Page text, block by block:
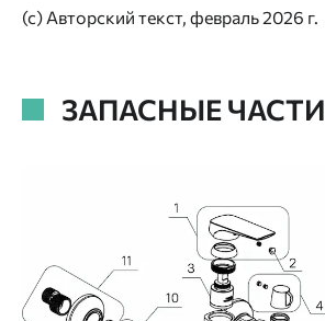
(с) Авторский текст, февраль 2026 г.
ЗАПАСНЫЕ ЧАСТИ